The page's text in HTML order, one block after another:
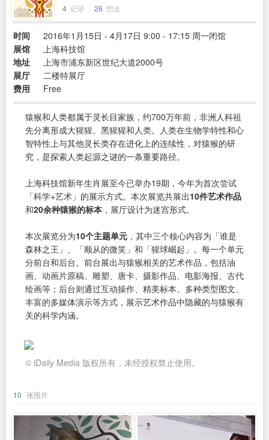
4 记录 26 想去
时间
2016年1月15日 - 4月17日 9:00 - 17:15 周一闭馆
展馆
上海科技馆
地址
上海市浦东新区世纪大道2000号
展厅
二楼特展厅
费用
Free
猿猴和人类都属于灵长目家族，约700万年前，非洲人科祖
先分离形成大猩猩、黑猩猩和人类。人类在生物学特性和心
智特性上与其他灵长类存在进化上的连续性，对猿猴的研
究，是探索人类起源之谜的一条重要路径。
上海科技馆新年生肖展至今已举办19期，今年为首次尝试
「科学+艺术」的展示方式。本次展览共展出10件艺术作品
和20余种猿猴的标本 ，展厅设计为迷宫形式。
本次展览分为10个主题单元 ，其中三个核心内容为「谁是
森林之王」、「顺从的微笑」和「猩球崛起」。每一个单元
分前台和后台。前台展出与猿猴相关的艺术作品，包括油
画、动画片原稿、雕塑、唐卡、摄影作品、电影海报、古代
绘画等；后台则通过互动操作、精美标本、多种类型图文、
丰富的多媒体演示等方式，展示艺术作品中隐藏的与猿猴有
关的科学内涵。
© iDaily Media 版权所有，未经授权禁止使用。
10 张照片